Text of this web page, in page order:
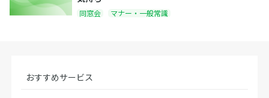
同窓会 マナー・一般常識
おすすめサービス